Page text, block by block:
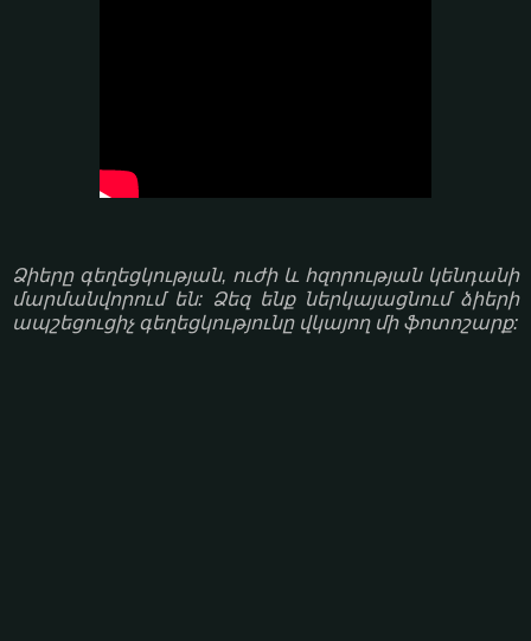
Ձիերը գեղեցկության, ուժի և հզորության կենդանի
մարմանվորում են: Ձեզ ենք ներկայացնում ձիերի
ապշեցուցիչ գեղեցկությունը վկայող մի ֆոտոշարք: